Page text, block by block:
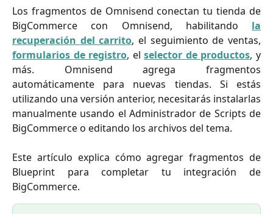
Los fragmentos de Omnisend conectan tu tienda de
BigCommerce con Omnisend, habilitando la
recuperación del carrito, el seguimiento de ventas,
formularios de registro, elselector de productos, y
más. Omnisend agrega fragmentos
automáticamente para nuevas tiendas. Si estás
utilizando una versión anterior, necesitarás instalarlas
manualmente usando el Administrador de Scripts de
BigCommerce o editando los archivos del tema.
Este artículo explica cómo agregar fragmentos de
Blueprint para completar tu integración de
BigCommerce.